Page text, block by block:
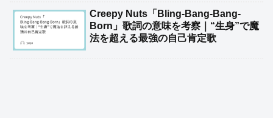
Creepy Nuts「Bling-Bang-Bang-
Born」歌詞の意味を考察｜“生身”で魔
法を超える最強の自己肯定歌